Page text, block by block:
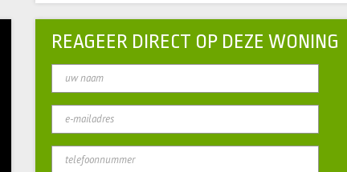
REAGEER DIRECT OP DEZE WONING